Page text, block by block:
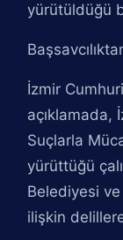
yürütüldüğü
İzmir
açıklamada,
Suçlarla
yürüttüğü
Belediyesi
ilişkin